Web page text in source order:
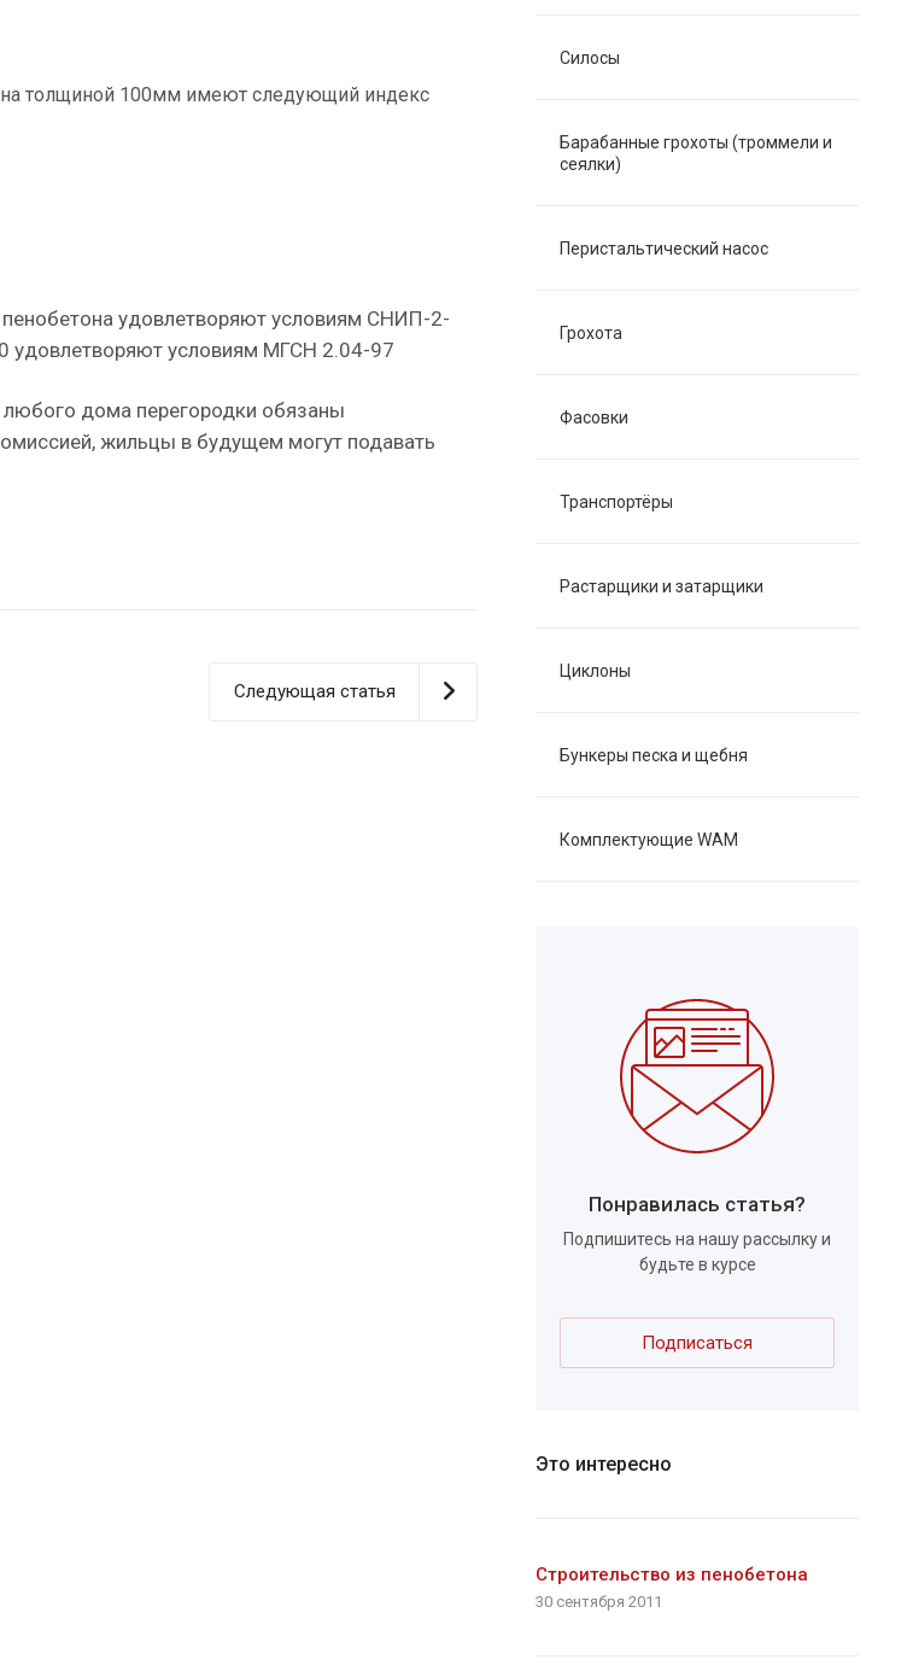
толщиной 100мм имеют следующий индекс
удовлетворяют условиям СНИП-2-
удовлетворяют условиям МГСН 2.04-97
любого дома перегородки обязаны
жильцы в будущем могут подавать
Следующая статья
Силосы
Барабанные грохоты (троммели и
сеялки)
Перистальтический насос
Грохота
Фасовки
Транспортёры
Растарщики и затарщики
Циклоны
Бункеры песка и щебня
Комплектующие WAM
Понравилась статья?
Подпишитесь на нашу рассылку и
будьте в курсе
Подписаться
Это интересно
Строительство из пенобетона
30 сентября 2011